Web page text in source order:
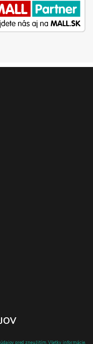
pred zneužitím. Všetky informácie,